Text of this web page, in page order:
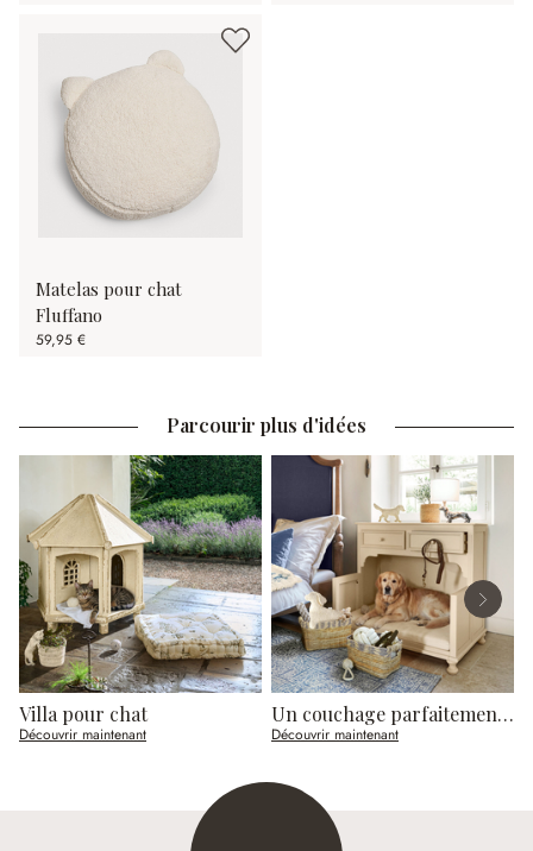
Matelas pour chat
Fluffano
59,95 €
Parcourir plus d'idées
Villa pour chat
Découvrir maintenant
Un couchage parfaitement intégré
Découvrir maintenant